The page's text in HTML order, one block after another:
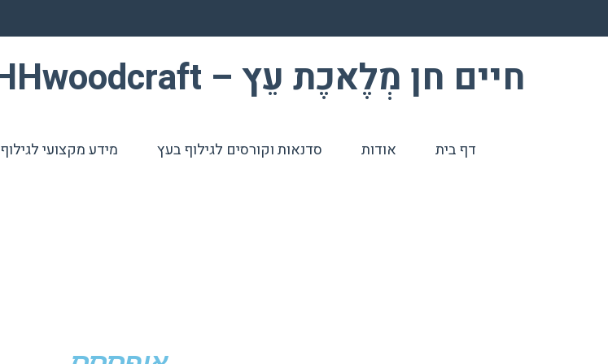
חיים חן מְלֶאכֶת עֵץ – HHwoodcraft
דף בית אודות סדנאות וקורסים לגילוף בעץ מידע מקצועי לגילוף